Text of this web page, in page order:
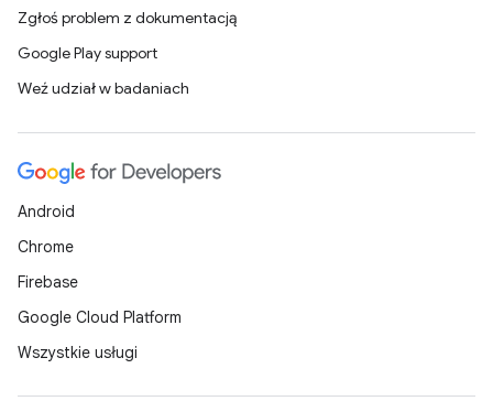
Zgłoś problem z dokumentacją
Google Play support
Weź udział w badaniach
Android
Chrome
Firebase
Google Cloud Platform
Wszystkie usługi